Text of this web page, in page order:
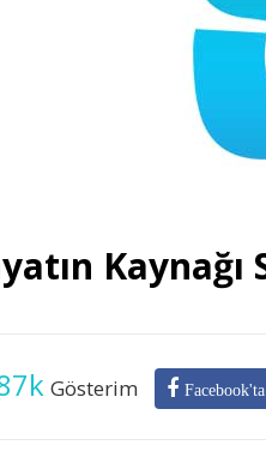
Kaynağı
Gösterim